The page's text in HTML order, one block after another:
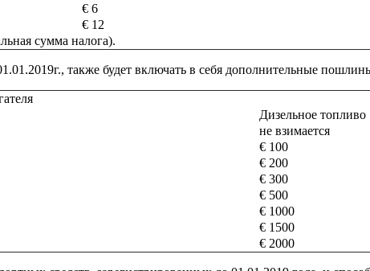
€ 6
€ 12
сумма налога).
также будет включать в себя дополнительные
Дизельное топливо
не взимается
€ 100
€ 200
€ 300
€ 500
€ 1000
€ 1500
€ 2000